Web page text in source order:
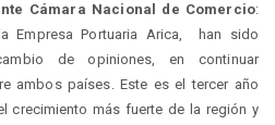
Cámara Nacional de Comercio:
Empresa Portuaria Arica, han sido
de opiniones, en continuar
ambos países. Este es el tercer año
crecimiento más fuerte de la región y